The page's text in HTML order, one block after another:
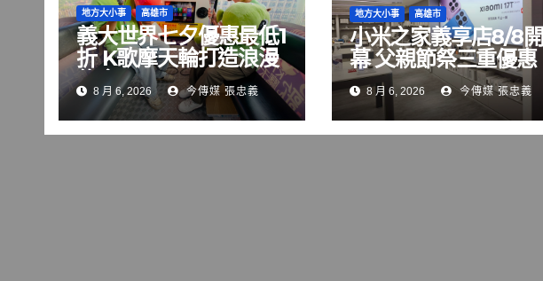
地方大小事 高雄市
義大世界七夕優惠最低1
折 K歌摩天輪打造浪漫
約會
8 月 6, 2026 今傳媒 張忠義
地方大小事 高雄市
小米之家義享店8/8開
幕 父親節祭三重優惠
8 月 6, 2026 今傳媒 張忠義